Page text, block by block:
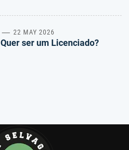
22 MAY 2026
Quer ser um Licenciado?